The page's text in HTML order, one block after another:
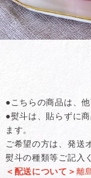
●こちらの商品は、
●熨斗は、貼らずに
ます。
ご希望の方は、発送
熨斗の種類等ご記入
＜配送について＞ 離